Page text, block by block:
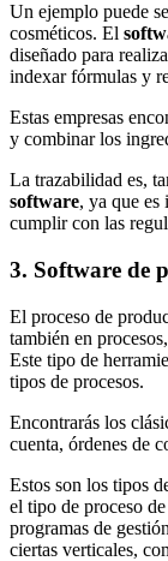
Un ejemplo puede
cosméticos. El
diseñado para
indexar fórmulas y
Estas empresas
y combinar los
La trazabilidad es,
software, ya que es
cumplir con las
3. Software de
El proceso de
también en
Este tipo de
tipos de procesos.
Encontrarás los
cuenta, órdenes de
Estos son los tipos
el tipo de proceso
programas de
ciertas verticales,